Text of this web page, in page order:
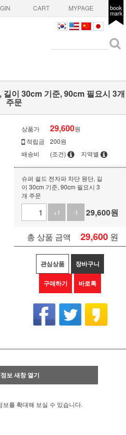
CART MYPAGE book
mark
길이 30cm 기준, 90cm 필요시 3개
주문
상품가 29,600원
적립금
200원
배송비
(조건) 지역별
슈퍼 쉴드 전자파 차단 원단, 길
이 30cm 기준, 90cm 필요시 3
개 주문
+1
-1 29,600원
총 상품 금액 29,600 원
관심상품 장바구니
구매하기 바로톡
보 새창 열기
보를 확대해 보실 수 있습니다.